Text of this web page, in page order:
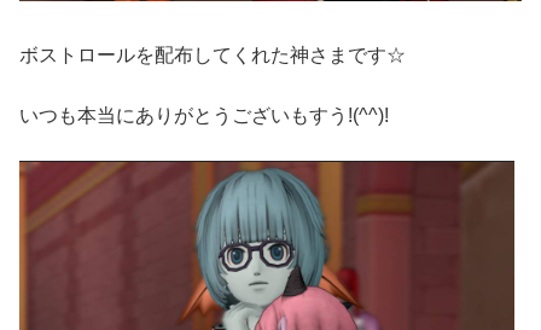
ボストロールを配布してくれた神さまです☆
いつも本当にありがとうございもすう!(^^)!